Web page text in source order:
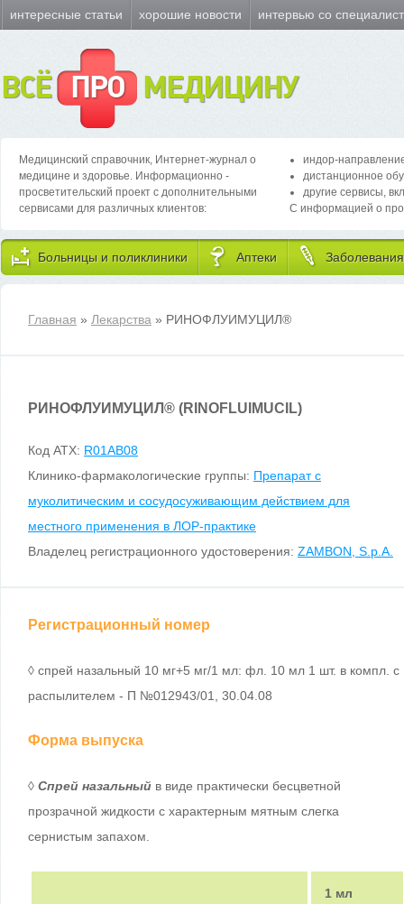
интересные статьи хорошие новости интервью со
ВСЁ ПРО МЕДИЦИНУ
Медицинский справочник, Интернет-журнал о
медицине и здоровье. Информационно -
просветительский проект с дополнительными
сервисами для различных клиентов:
индор-
дистанционное
другие сервисы,
С информацией о
Больницы и поликлиники Аптеки Заболевания
Главная » Лекарства » РИНОФЛУИМУЦИЛ®
РИНОФЛУИМУЦИЛ® (RINOFLUIMUCIL)
Код ATX: R01AB08
Клинико-фармакологические группы: Препарат с
муколитическим и сосудосуживающим действием для
местного применения в ЛОР-практике
Владелец регистрационного удостоверения: ZAMBON, S.p.A.
Регистрационный номер
◊ спрей назальный 10 мг+5 мг/1 мл: фл. 10 мл 1 шт. в компл. с
распылителем - П №012943/01, 30.04.08
Форма выпуска
◊ Спрей назальный в виде практически бесцветной
прозрачной жидкости с характерным мятным слегка
сернистым запахом.
1 мл